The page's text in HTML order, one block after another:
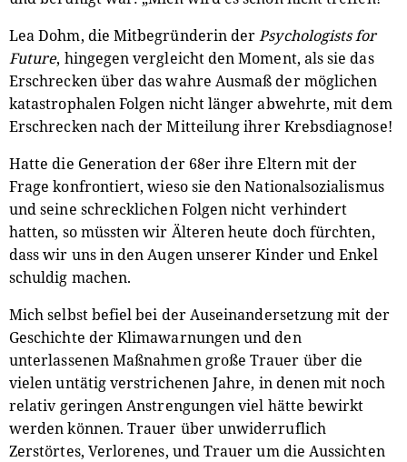
Lea Dohm, die Mitbegründerin derPsychologists for
Future, hingegen vergleicht den Moment, als sie das
Erschrecken über das wahre Ausmaß der möglichen
katastrophalen Folgen nicht länger abwehrte, mit dem
Erschrecken nach der Mitteilung ihrer Krebsdiagnose!
Hatte die Generation der 68er ihre Eltern mit der
Frage konfrontiert, wieso sie den Nationalsozialismus
und seine schrecklichen Folgen nicht verhindert
hatten, so müssten wir Älteren heute doch fürchten,
dass wir uns in den Augen unserer Kinder und Enkel
schuldig machen.
Mich selbst befiel bei der Auseinandersetzung mit der
Geschichte der Klimawarnungen und den
unterlassenen Maßnahmen große Trauer über die
vielen untätig verstrichenen Jahre, in denen mit noch
relativ geringen Anstrengungen viel hätte bewirkt
werden können. Trauer über unwiderruflich
Zerstörtes, Verlorenes, und Trauer um die Aussichten